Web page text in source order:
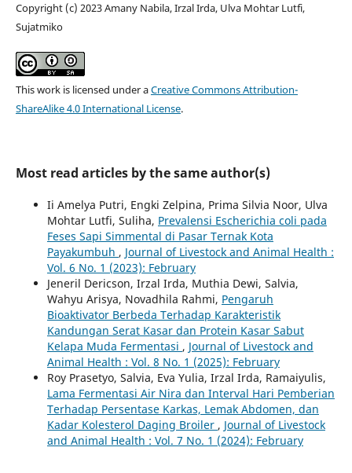
Copyright (c) 2023 Amany Nabila, Irzal Irda, Ulva Mohtar Lutfi,
Sujatmiko
This work is licensed under aCreative Commons Attribution-
ShareAlike 4.0 International License.
Most read articles by the same author(s)
Ii Amelya Putri, Engki Zelpina, Prima Silvia Noor, Ulva
Mohtar Lutfi, Suliha, Prevalensi Escherichia coli pada
Feses Sapi Simmental di Pasar Ternak Kota
Payakumbuh , Journal of Livestock and Animal Health :
Vol. 6 No. 1 (2023): February
Jeneril Dericson, Irzal Irda, Muthia Dewi, Salvia,
Wahyu Arisya, Novadhila Rahmi, Pengaruh
Bioaktivator Berbeda Terhadap Karakteristik
Kandungan Serat Kasar dan Protein Kasar Sabut
Kelapa Muda Fermentasi , Journal of Livestock and
Animal Health : Vol. 8 No. 1 (2025): February
Roy Prasetyo, Salvia, Eva Yulia, Irzal Irda, Ramaiyulis,
Lama Fermentasi Air Nira dan Interval Hari Pemberian
Terhadap Persentase Karkas, Lemak Abdomen, dan
Kadar Kolesterol Daging Broiler , Journal of Livestock
and Animal Health : Vol. 7 No. 1 (2024): February